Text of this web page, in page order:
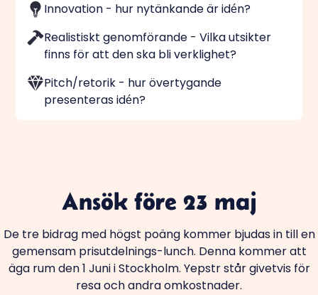
Innovation - hur nytänkande är idén?
Realistiskt genomförande - Vilka utsikter
finns för att den ska bli verklighet?
Pitch/retorik - hur övertygande
presenteras idén?
Ansök före 23 maj
De tre bidrag med högst poäng kommer bjudas in till en
gemensam prisutdelnings-lunch. Denna kommer att
äga rum den 1 Juni i Stockholm. Yepstr står givetvis för
resa och andra omkostnader.